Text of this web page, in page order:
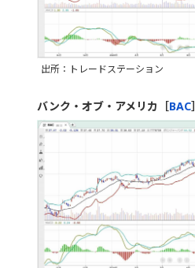
出所：トレードステーション
バンク・オブ・アメリカ［BAC］